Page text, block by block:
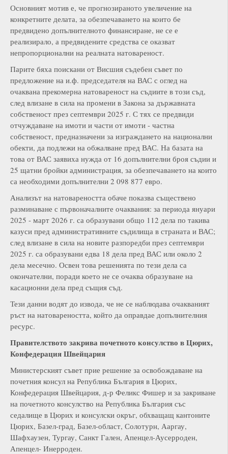
Основният мотив е, че прогнозираното увеличение на
конкретните делата, за обезпечаването на които бе
предвидено допълнителното финансиране, не се е
реализирало, а предвидените средства се оказват
непропорционални на реалната натовареност.
Парите бяха поискани от Висшия съдебен съвет по
предложение на и.ф. председателя на ВАС с оглед на
очаквана прекомерна натовареност на съдиите в този съд,
след влизане в сила на промени в Закона за държавната
собственост през септември 2025 г. С тях се предвиди
отчуждаване на имоти и части от имоти - частна
собственост, предназначени за изграждането на национални
обекти, да подлежи на обжалване пред ВАС. На базата на
това от ВАС заявиха нужда от 16 допълнителни броя съдии и
25 щатни бройки администрация, за обезпечаването на които
са необходими допълнителни 2 098 877 евро.
Анализът на натовареността обаче показва съществено
разминаване с първоначалните очаквания: за периода януари
2025 - март 2026 г. са образувани общо 112 дела по такива
казуси пред административните съдилища в страната и ВАС;
след влизане в сила на новите разпоредби през септември
2025 г. са образувани едва 18 дела пред ВАС или около 2
дела месечно. Освен това решенията по тези дела са
окончателни, поради което не се очаква образуване на
касационни дела пред същия съд.
Тези данни водят до извода, че не се наблюдава очакваният
ръст на натовареността, който да оправдае допълнителния
ресурс.
Правителството закрива почетното консулство в Цюрих,
Конфедерация Швейцария
Министерският съвет прие решение за освобождаване на
почетния консул на Република България в Цюрих,
Конфедерация Швейцария, д-р Феликс Фишер и за закриване
на почетното консулство на Република България със
седалище в Цюрих и консулски окръг, обхващащ кантоните
Цюрих, Базел-град, Базел-област, Солотурн, Ааргау,
Шафхаузен, Тургау, Санкт Гален, Апенцел-Аусерроден,
Апенцел- Инерроден.